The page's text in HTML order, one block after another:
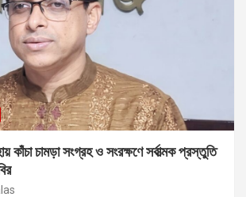
চামড়া সংগ্রহ ও সংরক্ষণে সর্বাত্মক প্রস্তুতি